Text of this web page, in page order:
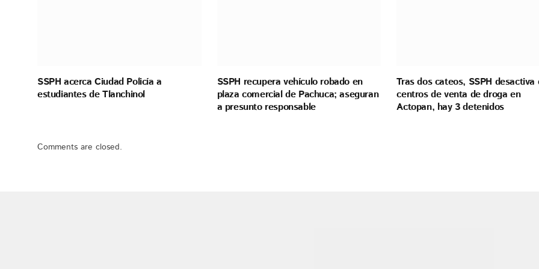
SSPH acerca Ciudad Policía a
estudiantes de Tlanchinol
SSPH recupera vehículo robado en
plaza comercial de Pachuca; aseguran
a presunto responsable
Tras dos cateos, SSPH desactiva
centros de venta de droga en
Actopan, hay 3 detenidos
Comments are closed.